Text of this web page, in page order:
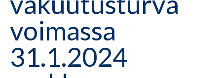
voimassa
31.1.2024